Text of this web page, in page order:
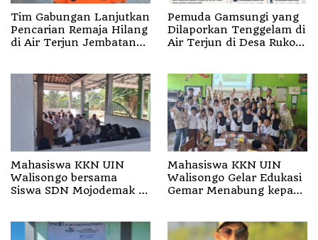
Tim Gabungan Lanjutkan
Pencarian Remaja Hilang
di Air Terjun Jembatan
Pemuda Gamsungi yang
Dilaporkan Tenggelam di
Air Terjun di Desa Ruko
Mahasiswa KKN UIN
Walisongo bersama
Siswa SDN Mojodemak 3
Mahasiswa KKN UIN
Walisongo Gelar Edukasi
Gemar Menabung kepada